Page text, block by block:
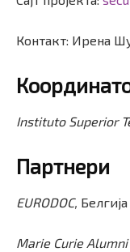
Контакт: Ирена
Instituto Superior
Партнери
EURODOC, Белгија
Marie Curie